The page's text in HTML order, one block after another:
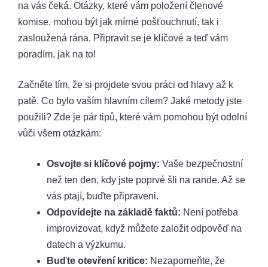
na vás čeká. Otázky, které vám položení členové
komise, mohou být jak mírné pošťouchnutí, tak i
zasloužená rána. Připravit se je klíčové a teď vám
poradím, jak na to!
Začněte tím, že si projdete svou práci od hlavy až k
patě. Co bylo vaším hlavním cílem? Jaké metody jste
použili? Zde je pár tipů, které vám pomohou být odolní
vůči všem otázkám:
Osvojte si klíčové pojmy: Vaše bezpečnostní
než ten den, kdy jste poprvé šli na rande. Až se
vás ptají, buďte připraveni.
Odpovídejte na základě faktů: Není potřeba
improvizovat, když můžete založit odpověď na
datech a výzkumu.
Buďte otevření kritice: Nezapomeňte, že